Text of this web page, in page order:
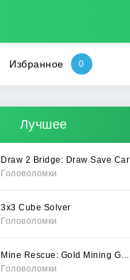
Избранное
Лучшее
Draw 2 Bridge: Draw Save Car
Головоломки
3x3 Cube Solver
Головоломки
Головоломки